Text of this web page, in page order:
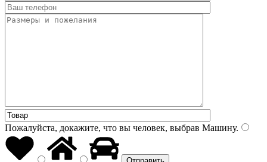
Пожалуйста, докажите, что вы человек, выбрав Машину.